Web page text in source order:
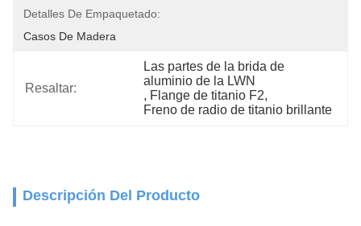
Detalles De Empaquetado:
Casos De Madera
Resaltar:
Las partes de la brida de
aluminio de la LWN
, Flange de titanio F2,
Freno de radio de titanio brillante
Descripción Del Producto